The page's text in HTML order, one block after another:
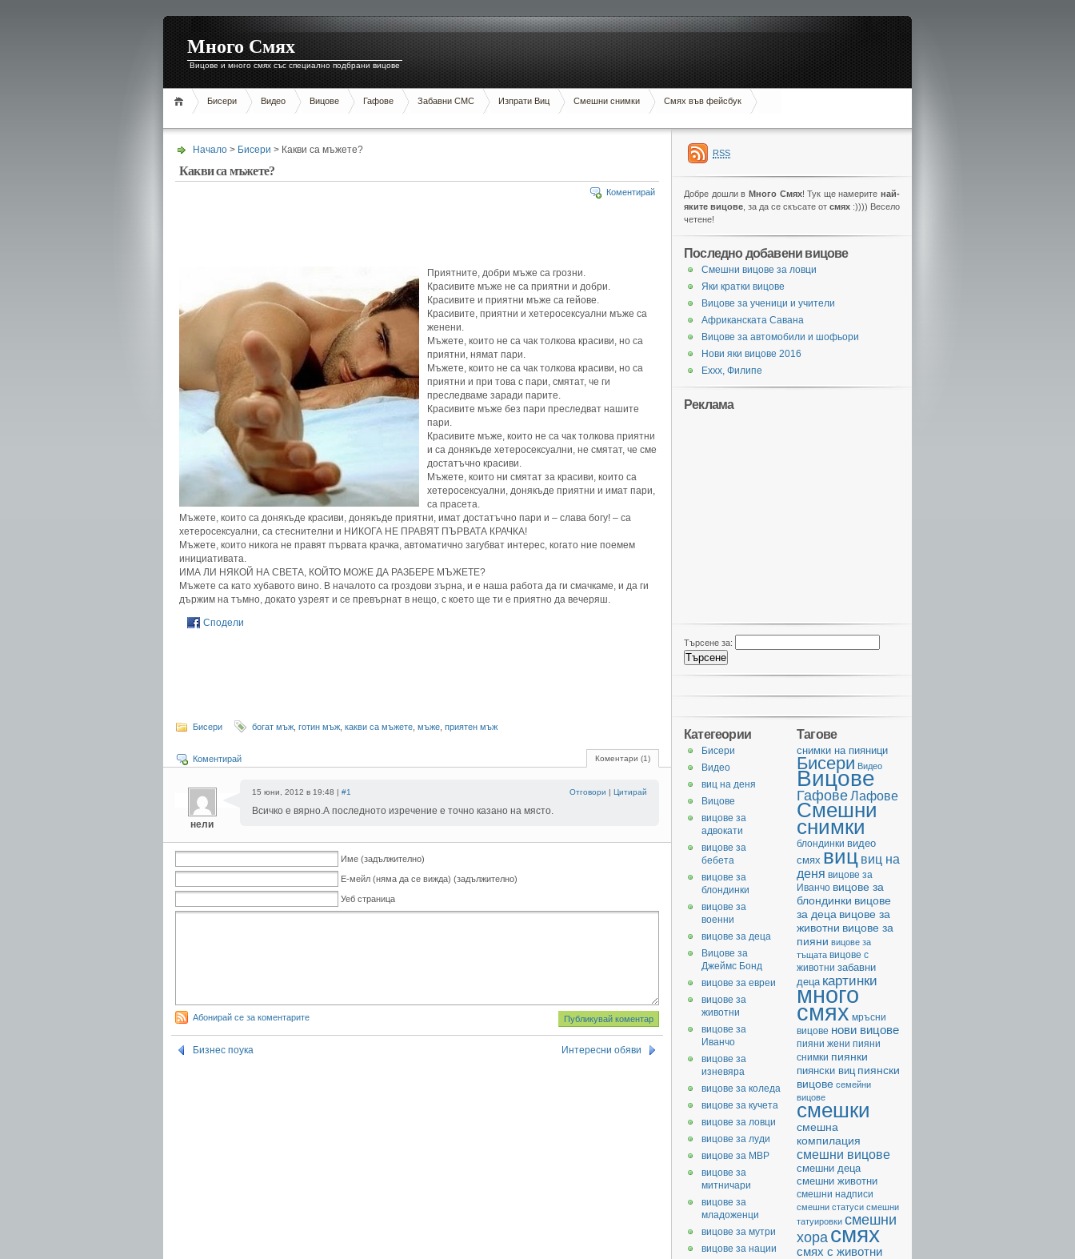
Много Смях
Вицове и много смях със специално подбрани вицове
Бисери Видео Вицове Гафове Забавни СМС Изпрати Виц Смешни снимки Смях във фейсбук
Начало > Бисери > Какви са мъжете?
Какви са мъжете?
Коментирай
Приятните, добри мъже са грозни.
Красивите мъже не са приятни и добри.
Красивите и приятни мъже са гейове.
Красивите, приятни и хетеросексуални мъже са
женени.
Мъжете, които не са чак толкова красиви, но са
приятни, нямат пари.
Мъжете, които не са чак толкова красиви, но са
приятни и при това с пари, смятат, че ги
преследваме заради парите.
Красивите мъже без пари преследват нашите
пари.
Красивите мъже, които не са чак толкова приятни
и са донякъде хетеросексуални, не смятат, че сме
достатъчно красиви.
Мъжете, които ни смятат за красиви, които са
хетеросексуални, донякъде приятни и имат пари,
са прасета.
Мъжете, които са донякъде красиви, донякъде приятни, имат достатъчно пари и – слава богу! – са
хетеросексуални, са стеснителни и НИКОГА НЕ ПРАВЯТ ПЪРВАТА КРАЧКА!
Мъжете, които никога не правят първата крачка, автоматично загубват интерес, когато ние поемем
инициативата.
ИМА ЛИ НЯКОЙ НА СВЕТА, КОЙТО МОЖЕ ДА РАЗБЕРЕ МЪЖЕТЕ?
Мъжете са като хубавото вино. В началото са гроздови зърна, и е наша работа да ги смачкаме, и да ги
държим на тъмно, докато узреят и се превърнат в нещо, с което ще ти е приятно да вечеряш.
Сподели
Бисери богат мъж готин мъж какви са мъжете мъже приятен мъж
Коментари (1)
Коментирай
нели
15 юни, 2012 в 19:48 | #1 Отговори | Цитирай
Всичко е вярно.А последното изречение е точно казано на място.
Име (задължително)
Е-мейл (няма да се вижда) (задължително)
Уеб страница
Абонирай се за коментарите
Бизнес поука Интересни обяви
RSS
Добре дошли в Много Смях! Тук ще намерите най-
яките вицове , за да се скъсате от смях :)))) Весело
четене!
Последно добавени вицове
Смешни вицове за ловци
Яки кратки вицове
Вицове за ученици и учители
Африканската Савана
Вицове за автомобили и шофьори
Нови яки вицове 2016
Еххх, Филипе
Реклама
Търсене за:
Тагове
cнимки на пияници
Бисери Видео
Вицове
ГафовеЛафове
Смешни
снимки
блондинки видео
смях виц виц на
деня вицове за
Иванчо вицове за
блондинки вицове
за деца вицове за
животни вицове за
пияни вицове за
тъщата вицове с
животни забавни
деца картинки
много
смях мръсни
вицове нови вицове
пияни жени пияни
снимки пиянки
пиянски виц пиянски
вицове семейни
вицове
смешки
смешна
компилация
смешни вицове
смешни деца
смешни животни
смешни надписи
смешни статуси смешни
татуировки смешни
хора смях
смях с животни
Категеории
Бисери
Видео
виц на деня
Вицове
вицове за
адвокати
вицове за
бебета
вицове за
блондинки
вицове за
военни
вицове за деца
Вицове за
Джеймс Бонд
вицове за евреи
вицове за
животни
вицове за
Иванчо
вицове за
изневяра
вицове за коледа
вицове за кучета
вицове за ловци
вицове за луди
вицове за МВР
вицове за
митничари
вицове за
младоженци
вицове за мутри
вицове за нации